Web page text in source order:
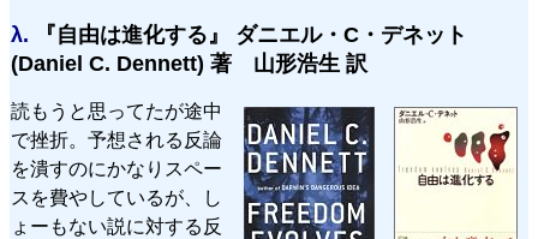
λ. 『自由は進化する』 ダニエル・C・デネット
(Daniel C. Dennett) 著 山形浩生 訳
読もうと思ってたが途中
で挫折。予想される反論
を潰すのにかなりスペー
スを費やしているが、し
ょーもない説に対する反